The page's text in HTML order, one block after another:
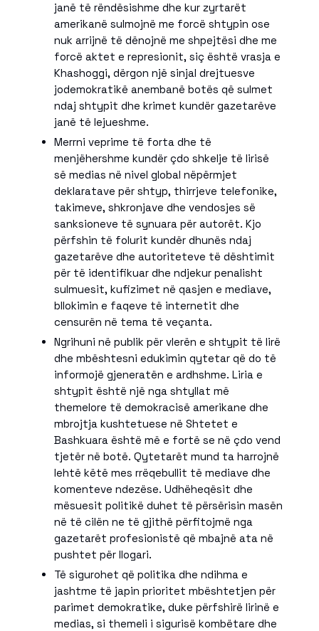
janë të rëndësishme dhe kur zyrtarët
amerikanë sulmojnë me forcë shtypin ose
nuk arrijnë të dënojnë me shpejtësi dhe me
forcë aktet e represionit, siç është vrasja e
Khashoggi, dërgon një sinjal drejtuesve
jodemokratikë anembanë botës që sulmet
ndaj shtypit dhe krimet kundër gazetarëve
janë të lejueshme.
Merrni veprime të forta dhe të
menjëhershme kundër çdo shkelje të lirisë
së medias në nivel global nëpërmjet
deklaratave për shtyp, thirrjeve telefonike,
takimeve, shkronjave dhe vendosjes së
sanksioneve të synuara për autorët. Kjo
përfshin të folurit kundër dhunës ndaj
gazetarëve dhe autoriteteve të dështimit
për të identifikuar dhe ndjekur penalisht
sulmuesit, kufizimet në qasjen e mediave,
bllokimin e faqeve të internetit dhe
censurën në tema të veçanta.
Ngrihuni në publik për vlerën e shtypit të lirë
dhe mbështesni edukimin qytetar që do të
informojë gjeneratën e ardhshme. Liria e
shtypit është një nga shtyllat më
themelore të demokracisë amerikane dhe
mbrojtja kushtetuese në Shtetet e
Bashkuara është më e fortë se në çdo vend
tjetër në botë. Qytetarët mund ta harrojnë
lehtë këtë mes rrëqebullit të mediave dhe
komenteve ndezëse. Udhëheqësit dhe
mësuesit politikë duhet të përsërisin masën
në të cilën ne të gjithë përfitojmë nga
gazetarët profesionistë që mbajnë ata në
pushtet për llogari.
Të sigurohet që politika dhe ndihma e
jashtme të japin prioritet mbështetjen për
parimet demokratike, duke përfshirë lirinë e
medias, si themeli i sigurisë kombëtare dhe